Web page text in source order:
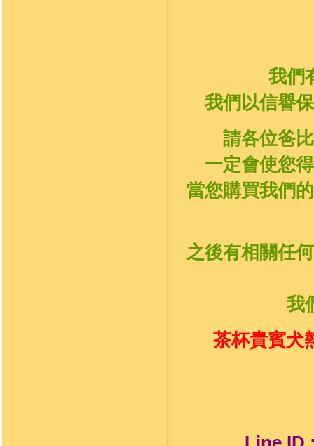
我們
我們以信譽
請各位爸
一定會使您
當您購買我們
之後有相關任
我
茶杯貴賓犬